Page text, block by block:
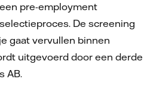
pre-employment
De screening
gaat vervullen binnen
uitgevoerd door een derde
AB.